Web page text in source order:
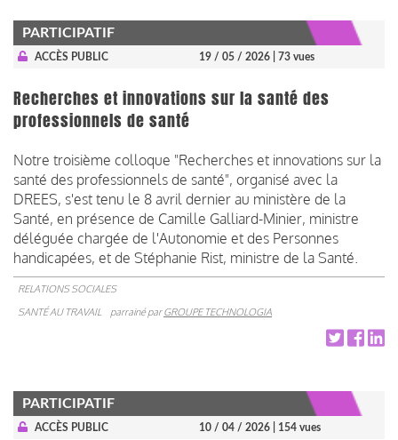
PARTICIPATIF
ACCÈS PUBLIC 19 / 05 / 2026 | 73 vues
Recherches et innovations sur la santé des
professionnels de santé
Notre troisième colloque "Recherches et innovations sur la
santé des professionnels de santé", organisé avec la
DREES, s'est tenu le 8 avril dernier au ministère de la
Santé, en présence de Camille Galliard-Minier, ministre
déléguée chargée de l'Autonomie et des Personnes
handicapées, et de Stéphanie Rist, ministre de la Santé.
RELATIONS SOCIALES
SANTÉ AU TRAVAIL
parrainé parGROUPE TECHNOLOGIA
PARTICIPATIF
ACCÈS PUBLIC 10 / 04 / 2026 | 154 vues